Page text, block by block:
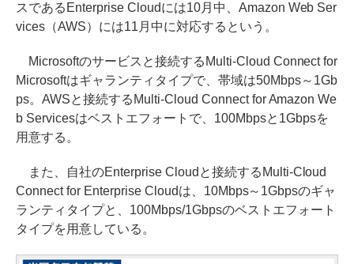
スであるEnterprise Cloudには10月中、Amazon Web Ser
vices（AWS）には11月中に対応するという。
Microsoftのサービスと接続するMulti-Cloud Connect for
Microsoftはギャランティタイプで、帯域は50Mbps～1Gb
ps。AWSと接続するMulti-Cloud Connect for Amazon We
b Servicesはベストエフォートで、100Mbpsと1Gbpsを
用意する。
また、自社のEnterprise Cloudと接続するMulti-Cloud
Connect for Enterprise Cloudは、10Mbps～1Gbpsのギャ
ランティタイプと、100Mbps/1Gbpsのベストエフォート
タイプを用意している。